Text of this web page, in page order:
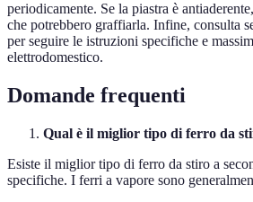
periodicamente. Se la piastra è
che potrebbero graffiarla. Infine, consulta
per seguire le istruzioni specifiche e
elettrodomestico.
Domande frequenti
Qual è il miglior tipo di ferro da
Esiste il miglior tipo di ferro da stiro a
specifiche. I ferri a vapore sono